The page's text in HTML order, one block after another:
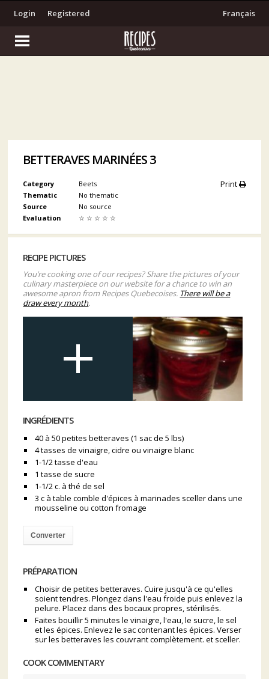
Registered
Login Français
BETTERAVES MARINÉES 3
Print
Category
Beets
Thematic
No thematic
Source
No source
Evaluation
☆ ☆ ☆ ☆ ☆
RECIPE PICTURES
You’re cooking one of our recipes? Share the pictures of your
culinary masterpiece on our website for a chance to win an
awesome apron from Recipes Quebecoises. There will be a
draw every month.
INGRÉDIENTS
40 à 50 petites betteraves (1 sac de 5 lbs)
4 tasses de vinaigre, cidre ou vinaigre blanc
1-1/2 tasse d'eau
1 tasse de sucre
1-1/2 c. à thé de sel
3 c à table comble d'épices à marinades sceller dans une
mousseline ou cotton fromage
Converter
PRÉPARATION
Choisir de petites betteraves. Cuire jusqu'à ce qu'elles
soient tendres. Plongez dans l'eau froide puis enlevez la
pelure. Placez dans des bocaux propres, stérilisés.
Faites bouillir 5 minutes le vinaigre, l'eau, le sucre, le sel
et les épices. Enlevez le sac contenant les épices. Verser
sur les betteraves les couvrant complètement. et sceller.
COOK COMMENTARY